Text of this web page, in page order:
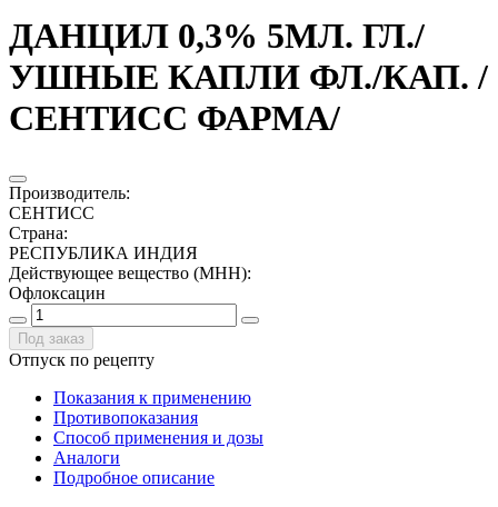
ДАНЦИЛ 0,3% 5МЛ. ГЛ./
УШНЫЕ КАПЛИ ФЛ./КАП. /
СЕНТИСС ФАРМА/
Производитель:
СЕНТИСС
Страна:
РЕСПУБЛИКА ИНДИЯ
Действующее вещество (МНН):
Офлоксацин
Под заказ
Отпуск по рецепту
Показания к применению
Противопоказания
Способ применения и дозы
Аналоги
Подробное описание